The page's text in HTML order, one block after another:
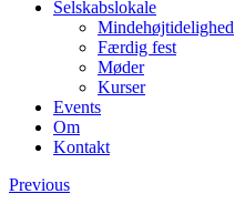
Selskabslokale
Mindehøjtidelighed
Færdig fest
Møder
Kurser
Events
Om
Kontakt
facebook
envelope-
phone-
Indlægsnavigation
Previous